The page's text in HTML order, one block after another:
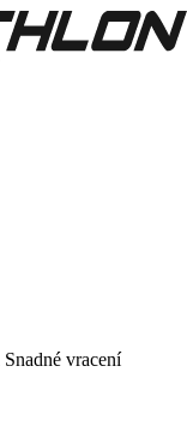
Snadné vracení